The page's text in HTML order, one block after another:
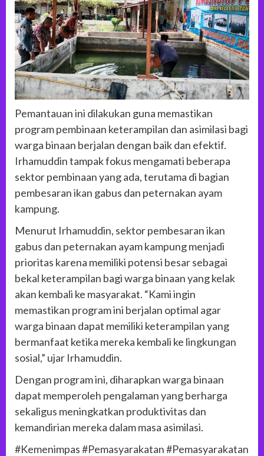
Pemantauan ini dilakukan guna memastikan
program pembinaan keterampilan dan asimilasi bagi
warga binaan berjalan dengan baik dan efektif.
Irhamuddin tampak fokus mengamati beberapa
sektor pembinaan yang ada, terutama di bagian
pembesaran ikan gabus dan peternakan ayam
kampung.
Menurut Irhamuddin, sektor pembesaran ikan
gabus dan peternakan ayam kampung menjadi
prioritas karena memiliki potensi besar sebagai
bekal keterampilan bagi warga binaan yang kelak
akan kembali ke masyarakat. “Kami ingin
memastikan program ini berjalan optimal agar
warga binaan dapat memiliki keterampilan yang
bermanfaat ketika mereka kembali ke lingkungan
sosial,” ujar Irhamuddin.
Dengan program ini, diharapkan warga binaan
dapat memperoleh pengalaman yang berharga
sekaligus meningkatkan produktivitas dan
kemandirian mereka dalam masa asimilasi.
#Kemenimpas #Pemasyarakatan #Pemasyarakatan